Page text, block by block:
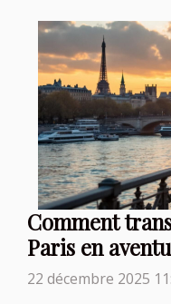
Comment
Paris en
22 décembre 2025